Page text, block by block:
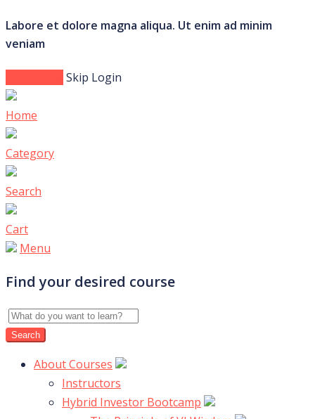
Labore et dolore magna aliqua. Ut enim ad minim
veniam
Skip Login
Home
Category
Search
Cart
Menu
Find your desired course
About Courses
Instructors
Hybrid Investor Bootcamp